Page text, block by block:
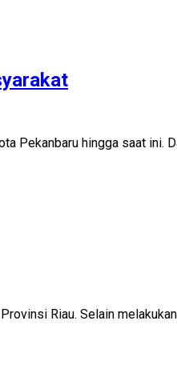
Pekanbaru hingga saat ini.
Riau. Selain